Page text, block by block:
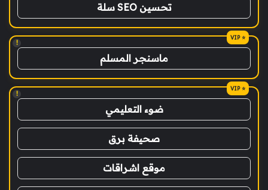
تحسين SEO سلة
!
ماسنجر المسلم
!
ضوء التعليمي
صحيفة برق
موقع اشراقات